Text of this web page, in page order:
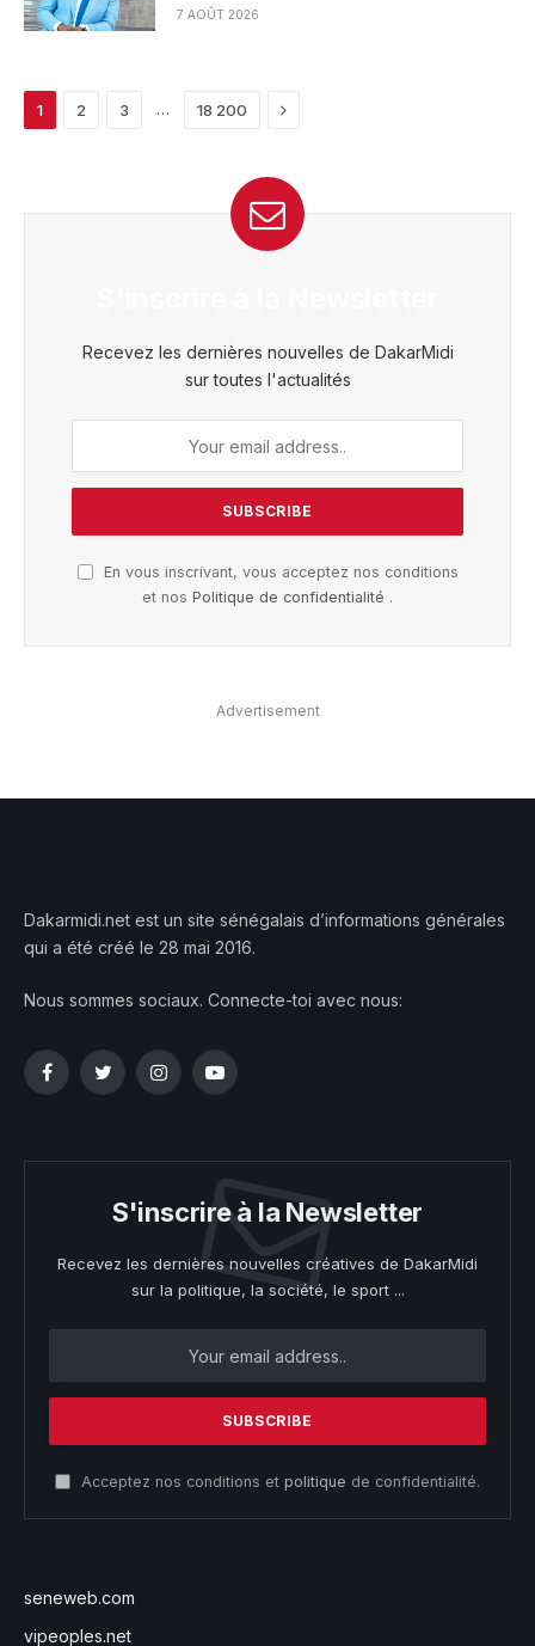
7 AOÛT 2026
1 2 3 … 18 200 Next
Recevez les dernières nouvelles de DakarMidi
sur toutes l'actualités
En vous inscrivant, vous acceptez nos conditions
et nos Politique de confidentialité .
Advertisement
Dakarmidi.net est un site sénégalais d’informations générales
qui a été créé le 28 mai 2016.
Nous sommes sociaux. Connecte-toi avec nous:
FacebookTwitterInstagramYouTube
S'inscrire à la Newsletter
Recevez les dernières nouvelles créatives de DakarMidi
sur la politique, la société, le sport ...
Acceptez nos conditions et politique de confidentialité.
seneweb.com
vipeoples.net